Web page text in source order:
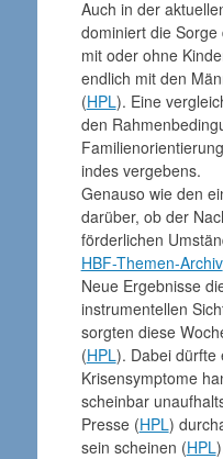
Auch in der
dominiert die
mit oder ohne
endlich mit den
(HPL). Eine
den
indes vergebens.
Genauso wie den
darüber, ob der
förderlichen
HBF-Themen-Archiv
Neue Ergebnisse
instrumentellen
sorgten diese
(HPL). Dabei dürfte
Krisensymptome
scheinbar
Presse (HPL)
sein scheinen (HPL